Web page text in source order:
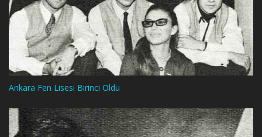
Ankara Fen Lisesi Birinci Oldu